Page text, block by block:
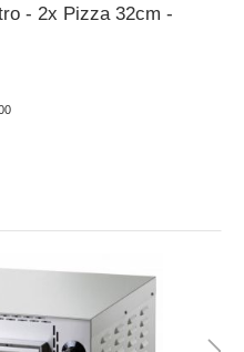
- 2x Pizza 32cm -